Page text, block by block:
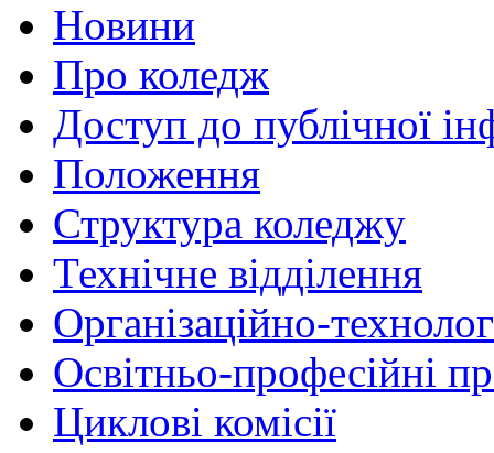
Новини
Про коледж
Доступ до публічної
Положення
Структура коледжу
Технічне відділення
Організаційно-
Освітньо-професійні
Циклові комісії